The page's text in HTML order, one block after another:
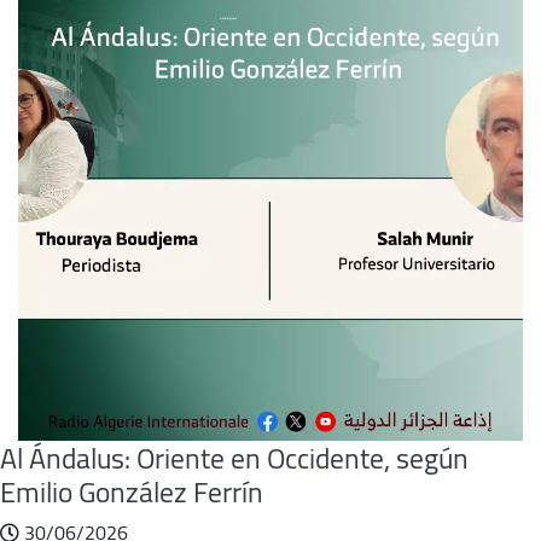
Al Ándalus: Oriente en Occidente, según
Emilio González Ferrín
30/06/2026